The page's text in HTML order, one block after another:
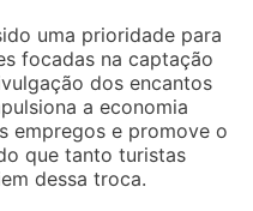
uma prioridade para
focadas na captação
dos encantos
a economia
empregos e promove o
que tanto turistas
dessa troca.